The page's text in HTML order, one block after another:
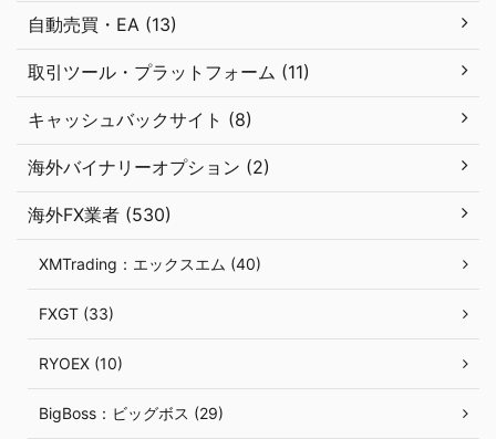
自動売買・EA (13)
取引ツール・プラットフォーム (11)
キャッシュバックサイト (8)
海外バイナリーオプション (2)
海外FX業者 (530)
XMTrading：エックスエム (40)
FXGT (33)
RYOEX (10)
BigBoss：ビッグボス (29)